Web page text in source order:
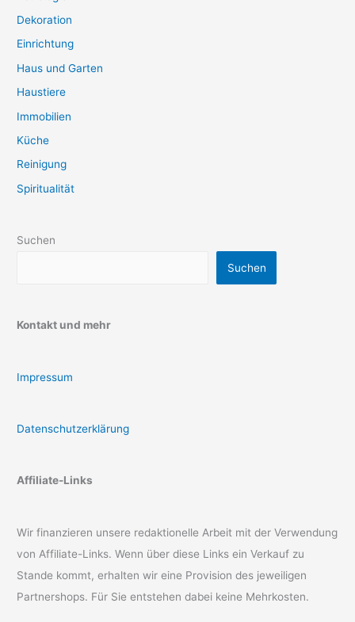
Dekoration
Einrichtung
Haus und Garten
Haustiere
Immobilien
Küche
Reinigung
Spiritualität
Suchen
Suchen
Kontakt und mehr
Impressum
Datenschutzerklärung
Affiliate-Links
Wir finanzieren unsere redaktionelle Arbeit mit der Verwendung
von Affiliate-Links. Wenn über diese Links ein Verkauf zu
Stande kommt, erhalten wir eine Provision des jeweiligen
Partnershops. Für Sie entstehen dabei keine Mehrkosten.